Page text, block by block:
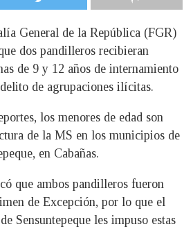
General de la República (FGR)
dos pandilleros recibieran
de 9 y 12 años de internamiento
de agrupaciones ilícitas.
los menores de edad son
de la MS en los municipios de
en Cabañas.
que ambos pandilleros fueron
de Excepción, por lo que el
Sensuntepeque les impuso estas